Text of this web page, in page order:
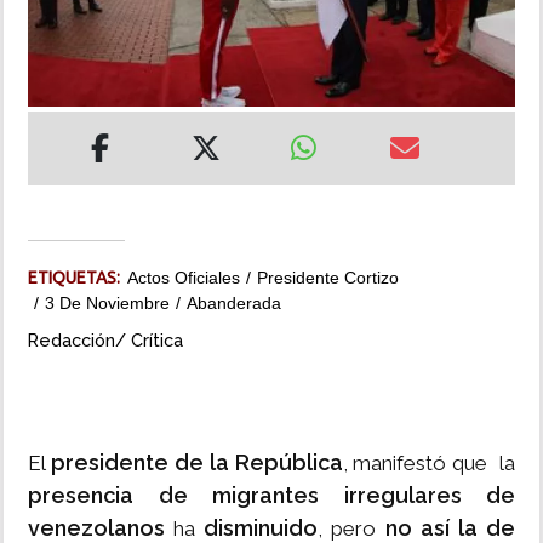
MULTIMEDIA
ETIQUETAS: Actos Oficiales
Presidente Cortizo
3 De Noviembre
Abanderada
Redacción/ Crítica
El presidente de la República, manifestó que la
presencia de migrantes irregulares de
venezolanos ha disminuido, pero no así la de